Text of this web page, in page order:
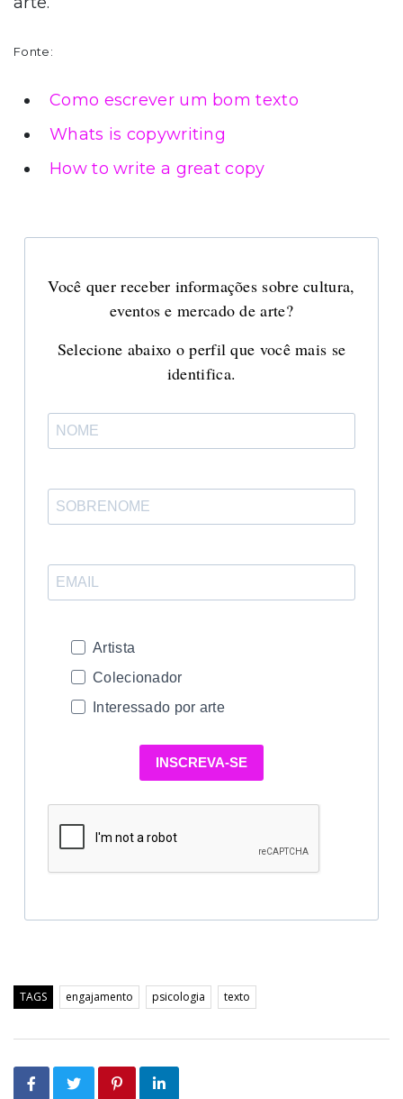
Fonte:
Como escrever um bom texto
Whats is copywriting
How to write a great copy
Você quer receber informações sobre cultura,
eventos e mercado de arte?
Selecione abaixo o perfil que você mais se
identifica.
Artista
Colecionador
Interessado por arte
INSCREVA-SE
TAGS engajamento psicologia texto